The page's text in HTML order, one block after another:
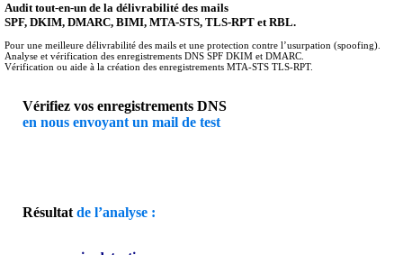
Audit tout-en-un de la délivrabilité des mails
SPF, DKIM, DMARC, BIMI, MTA-STS, TLS-RPT et RBL.
Pour une meilleure délivrabilité des mails et une protection contre l’usurpation (spoofing).
Analyse et vérification des enregistrements DNS SPF DKIM et DMARC.
Vérification ou aide à la création des enregistrements MTA-STS TLS-RPT.
Vérifiez vos enregistrements DNS
en nous envoyant un mail de test
Résultat de l’analyse :